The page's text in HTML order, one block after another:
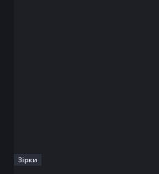
Зірки